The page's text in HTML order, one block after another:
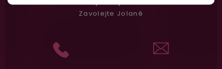
Zavolejte Jolaně